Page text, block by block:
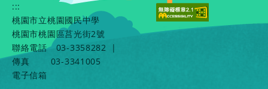
:::
桃園市立桃園國民中學
桃園市桃園區莒光街2號
聯絡電話
03-3358282
|
傳真
03-3341005
電子信箱